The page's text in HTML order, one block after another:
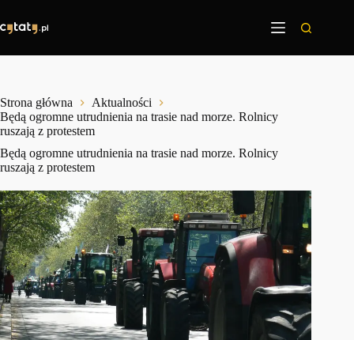
treści
Strona główna
Aktualności
Będą ogromne utrudnienia na trasie nad morze. Rolnicy
ruszają z protestem
Będą ogromne utrudnienia na trasie nad morze. Rolnicy
ruszają z protestem